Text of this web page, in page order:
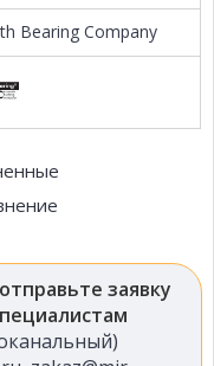
Bearing Company
заявку